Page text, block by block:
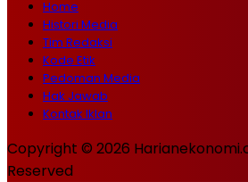
Home
Histori Media
Tim Redaksi
Kode Etik
Pedoman Media
Hak Jawab
Kontak Iklan
Copyright © 2026
Reserved